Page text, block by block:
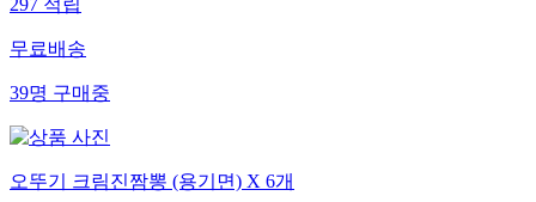
297적립
무료배송
39명구매중
오뚜기 크림진짬뽕 (용기면) X 6개